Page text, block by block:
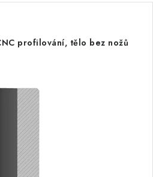
profilování, tělo bez nožů